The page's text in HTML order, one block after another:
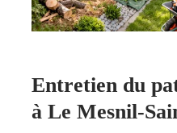
Entretien du
à Le Mesnil-